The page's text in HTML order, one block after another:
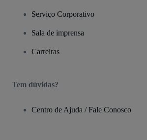
Serviço Corporativo
Sala de imprensa
Carreiras
Tem dúvidas?
Centro de Ajuda / Fale Conosco